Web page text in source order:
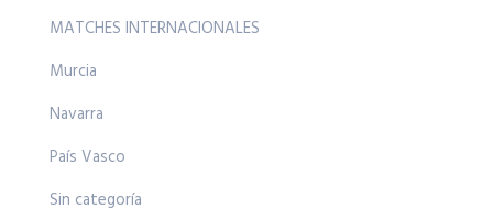
MATCHES INTERNACIONALES
Murcia
Navarra
País Vasco
Sin categoría